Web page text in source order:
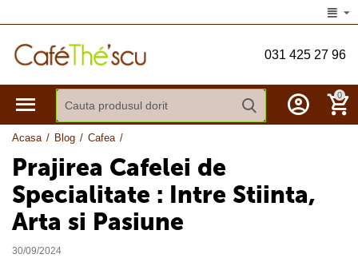
031 425 27 96
0
Acasa / Blog / Cafea /
Prajirea Cafelei de
Specialitate : Intre Stiinta,
Arta si Pasiune
30/09/2024